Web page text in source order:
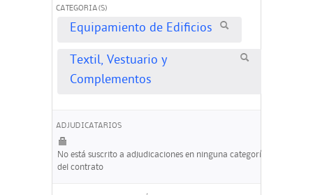
CATEGORIA(S)
Equipamiento de Edificios
Textil, Vestuario y
Complementos
ADJUDICATARIOS
No está suscrito a adjudicaciones en ninguna categoría
del contrato